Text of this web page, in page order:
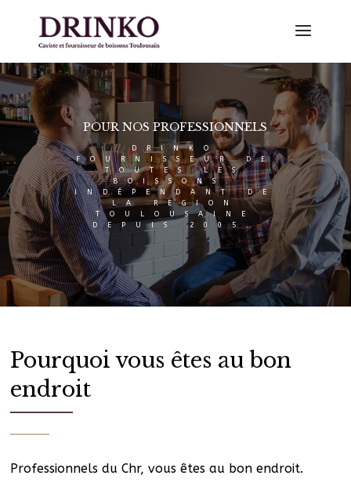
POUR NOS PROFESSIONNELS
DRINKO
FOURNISSEUR DE
TOUTES LES
BOISSONS.
INDÉPENDANT DE
LA REGION
TOULOUSAINE
DEPUIS 2005.
Pourquoi vous êtes au bon
endroit
Professionnels du Chr, vous êtes au bon endroit.